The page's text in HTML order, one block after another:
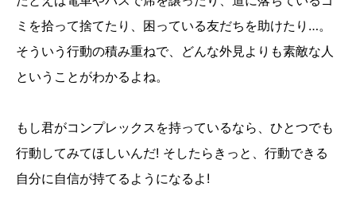
ミを拾って捨てたり、困っている友だちを助けたり…。
そういう行動の積み重ねで、どんな外見よりも素敵な人
ということがわかるよね。
もし君がコンプレックスを持っているなら、ひとつでも
行動してみてほしいんだ! そしたらきっと、行動できる
自分に自信が持てるようになるよ!